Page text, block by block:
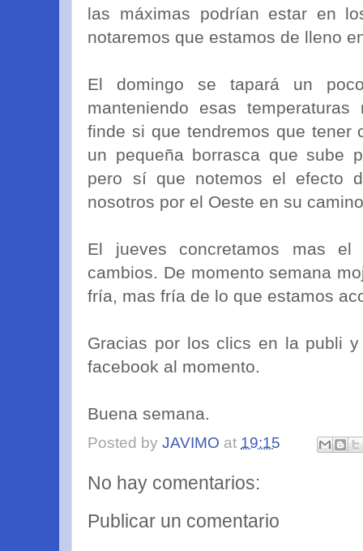
las máximas podrían estar en
notaremos que estamos de lleno
El domingo se tapará un
manteniendo esas
finde si que tendremos que tener
un pequeña borrasca que sube
pero sí que notemos el efecto
nosotros por el Oeste en su
El jueves concretamos mas
cambios. De momento semana
fría, mas fría de lo que estamos
Gracias por los clics en la publi
facebook al momento.
Buena semana.
Posted byJAVIMO at 19:15
No hay comentarios:
Publicar un comentario